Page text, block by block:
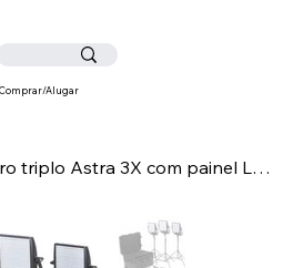
Comprar/Alugar
Kit de montagem ouro triplo Astra 3X com painel LED bicolor Traveller